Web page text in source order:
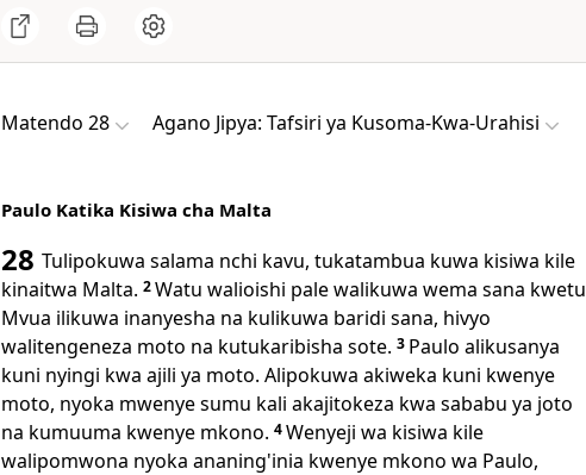
Matendo 28 Agano Jipya: Tafsiri ya Kusoma-Kwa-Urahisi
Paulo Katika Kisiwa cha Malta
28 Tulipokuwa salama nchi kavu, tukatambua kuwa kisiwa kile
kinaitwa Malta. 2Watu walioishi pale walikuwa wema sana
Mvua ilikuwa inanyesha na kulikuwa baridi sana, hivyo
walitengeneza moto na kutukaribisha sote. 3 Paulo alikusanya
kuni nyingi kwa ajili ya moto. Alipokuwa akiweka kuni kwenye
moto, nyoka mwenye sumu kali akajitokeza kwa sababu ya joto
na kumuuma kwenye mkono. 4Wenyeji wa kisiwa kile
walipomwona nyoka ananing'inia kwenye mkono wa Paulo,